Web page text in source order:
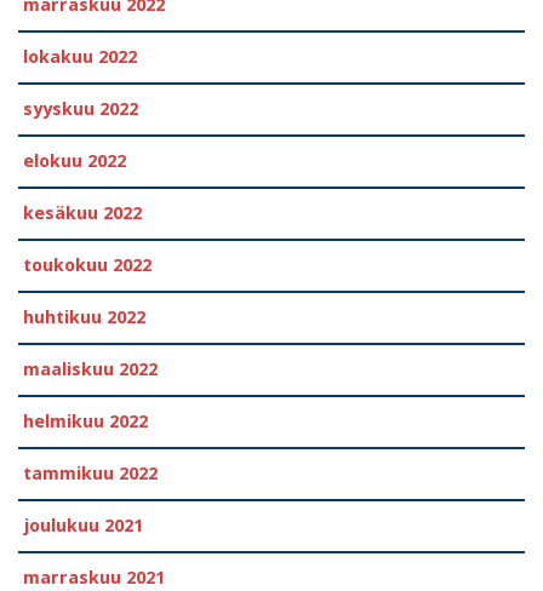
marraskuu 2022
lokakuu 2022
syyskuu 2022
elokuu 2022
kesäkuu 2022
toukokuu 2022
huhtikuu 2022
maaliskuu 2022
helmikuu 2022
tammikuu 2022
joulukuu 2021
marraskuu 2021